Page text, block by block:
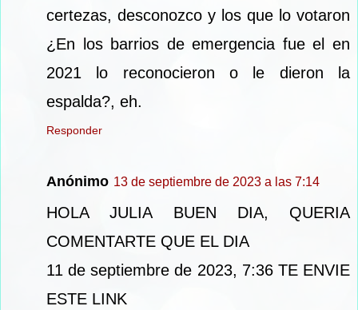
certezas, desconozco y los que lo votaron
¿En los barrios de emergencia fue el en
2021 lo reconocieron o le dieron la
espalda?, eh.
Responder
Anónimo 13 de septiembre de 2023 a las 7:14
HOLA JULIA BUEN DIA, QUERIA
COMENTARTE QUE EL DIA
11 de septiembre de 2023, 7:36 TE ENVIE
ESTE LINK